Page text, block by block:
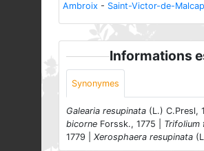
Ambroix - Saint-Victor-de-Malcap
Informations
Synonymes
Galearia resupinata (L.) C.Presl,
bicorne Forssk., 1775 | Trifolium
1779 | Xerosphaera resupinata